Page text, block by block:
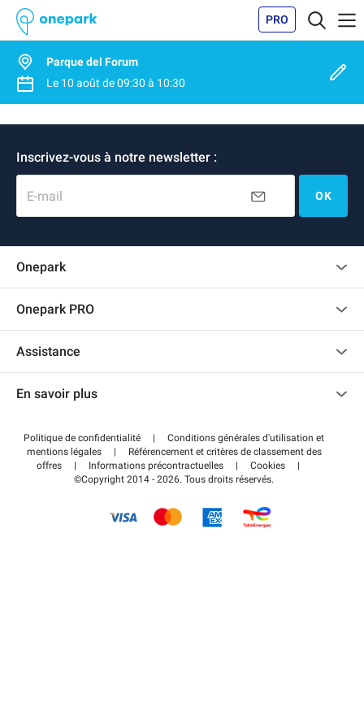
PRO
Parque del Forum
Le 10 août de09:30 à 10:30
Inscrivez-vous à notre newsletter :
E-mail OK
Onepark
Recrutement
Onepark PRO
Accéder à mon espace partenaire
Assistance
Centre d'aide
Régler votre stationnement FLOW
En savoir plus
Wiki
Guide du stationnement
Politique de confidentialité |
Conditions générales d'utilisation et
mentions légales
|
Référencement et critères de classement des
offres
| Informations précontractuelles | Cookies
|
©Copyright 2014 - 2026. Tous droits réservés.